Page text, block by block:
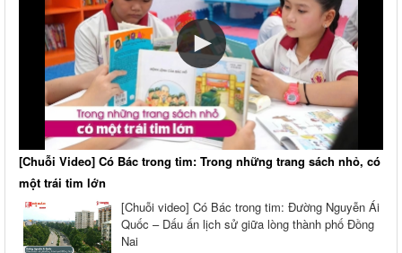
[Chuỗi Video] Có Bác trong tim: Trong những trang sách nhỏ, có
một trái tim lớn
[Chuỗi video] Có Bác trong tim: Đường Nguyễn Ái
Quốc – Dấu ấn lịch sử giữa lòng thành phố Đồng
Nai